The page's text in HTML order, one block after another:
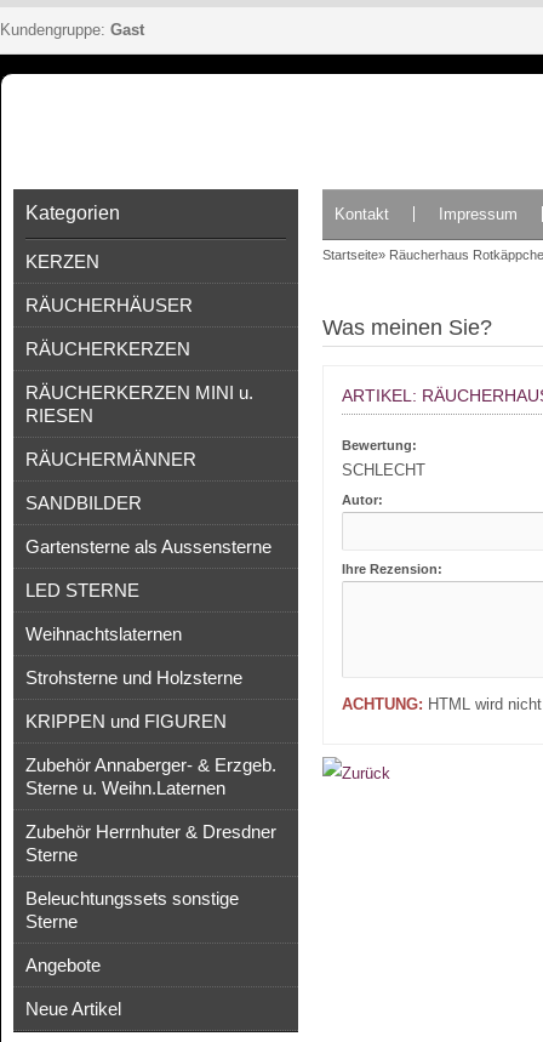
Kundengruppe: Gast
Kategorien
KERZEN
RÄUCHERHÄUSER
RÄUCHERKERZEN
RÄUCHERKERZEN MINI u.
RIESEN
RÄUCHERMÄNNER
SANDBILDER
Gartensterne als Aussensterne
LED STERNE
Weihnachtslaternen
Strohsterne und Holzsterne
KRIPPEN und FIGUREN
Zubehör Annaberger- & Erzgeb.
Sterne u. Weihn.Laternen
Zubehör Herrnhuter & Dresdner
Sterne
Beleuchtungssets sonstige
Sterne
Angebote
Neue Artikel
Kontakt Impressum
Startseite» Räucherhaus
Was meinen Sie?
ARTIKEL:
Bewertung:
SCHLECHT
Autor:
Ihre Rezension:
ACHTUNG: HTML wird